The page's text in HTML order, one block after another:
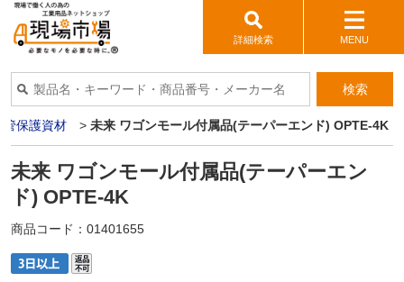
詳細検索 MENU
検索
管保護資材 > 未来 ワゴンモール付属品(テーパーエンド) OPTE-4K
未来 ワゴンモール付属品(テーパーエン
ド) OPTE-4K
商品コード： 01401655